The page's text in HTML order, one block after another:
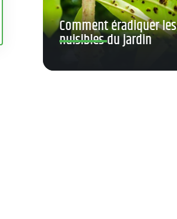
Comment éradiquer les
nuisibles du jardin